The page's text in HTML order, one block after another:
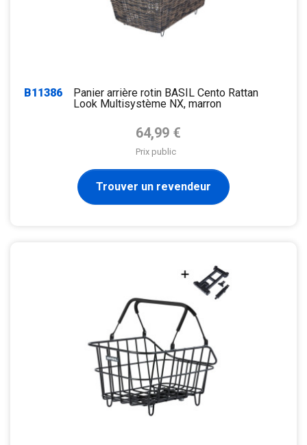
B11386
Panier arrière rotin BASIL Cento Rattan
Look Multisystème NX, marron
Prix de base
64,99 €
Prix public
Trouver un revendeur